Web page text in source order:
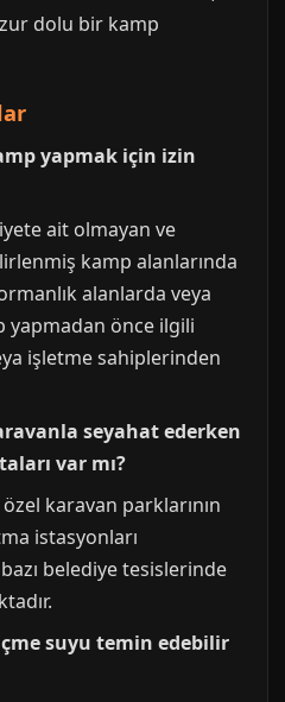
dolu bir kamp
yapmak için izin
ait olmayan ve
kamp alanlarında
alanlarda veya
yapmadan önce ilgili
işletme sahiplerinden
seyahat ederken
var mı?
karavan parklarının
istasyonları
belediye tesislerinde
suyu temin edebilir